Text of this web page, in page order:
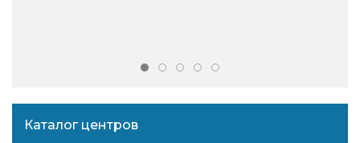
Каталог центров